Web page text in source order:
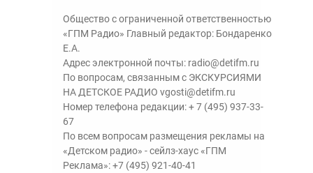
Общество с ограниченной ответственностью
«ГПМ Радио» Главный редактор: Бондаренко
Е.А.
Адрес электронной почты: radio@detifm.ru
По вопросам, связанным с ЭКСКУРСИЯМИ
НА ДЕТСКОЕ РАДИО vgosti@detifm.ru
Номер телефона редакции:+ 7 (495) 937-33-
67
По всем вопросам размещения рекламы на
«Детском радио» - сейлз-хаус «ГПМ
Реклама»:+7 (495) 921-40-41